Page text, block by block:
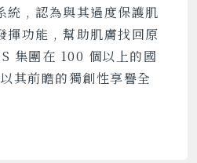
統 , 認為與其過度保護肌
揮功能 , 幫助肌膚找回原
集團在 100 個以上的國
其前瞻的獨創性享譽全